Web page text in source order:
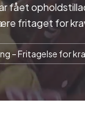
fået
fritaget for
– Fritagelse for